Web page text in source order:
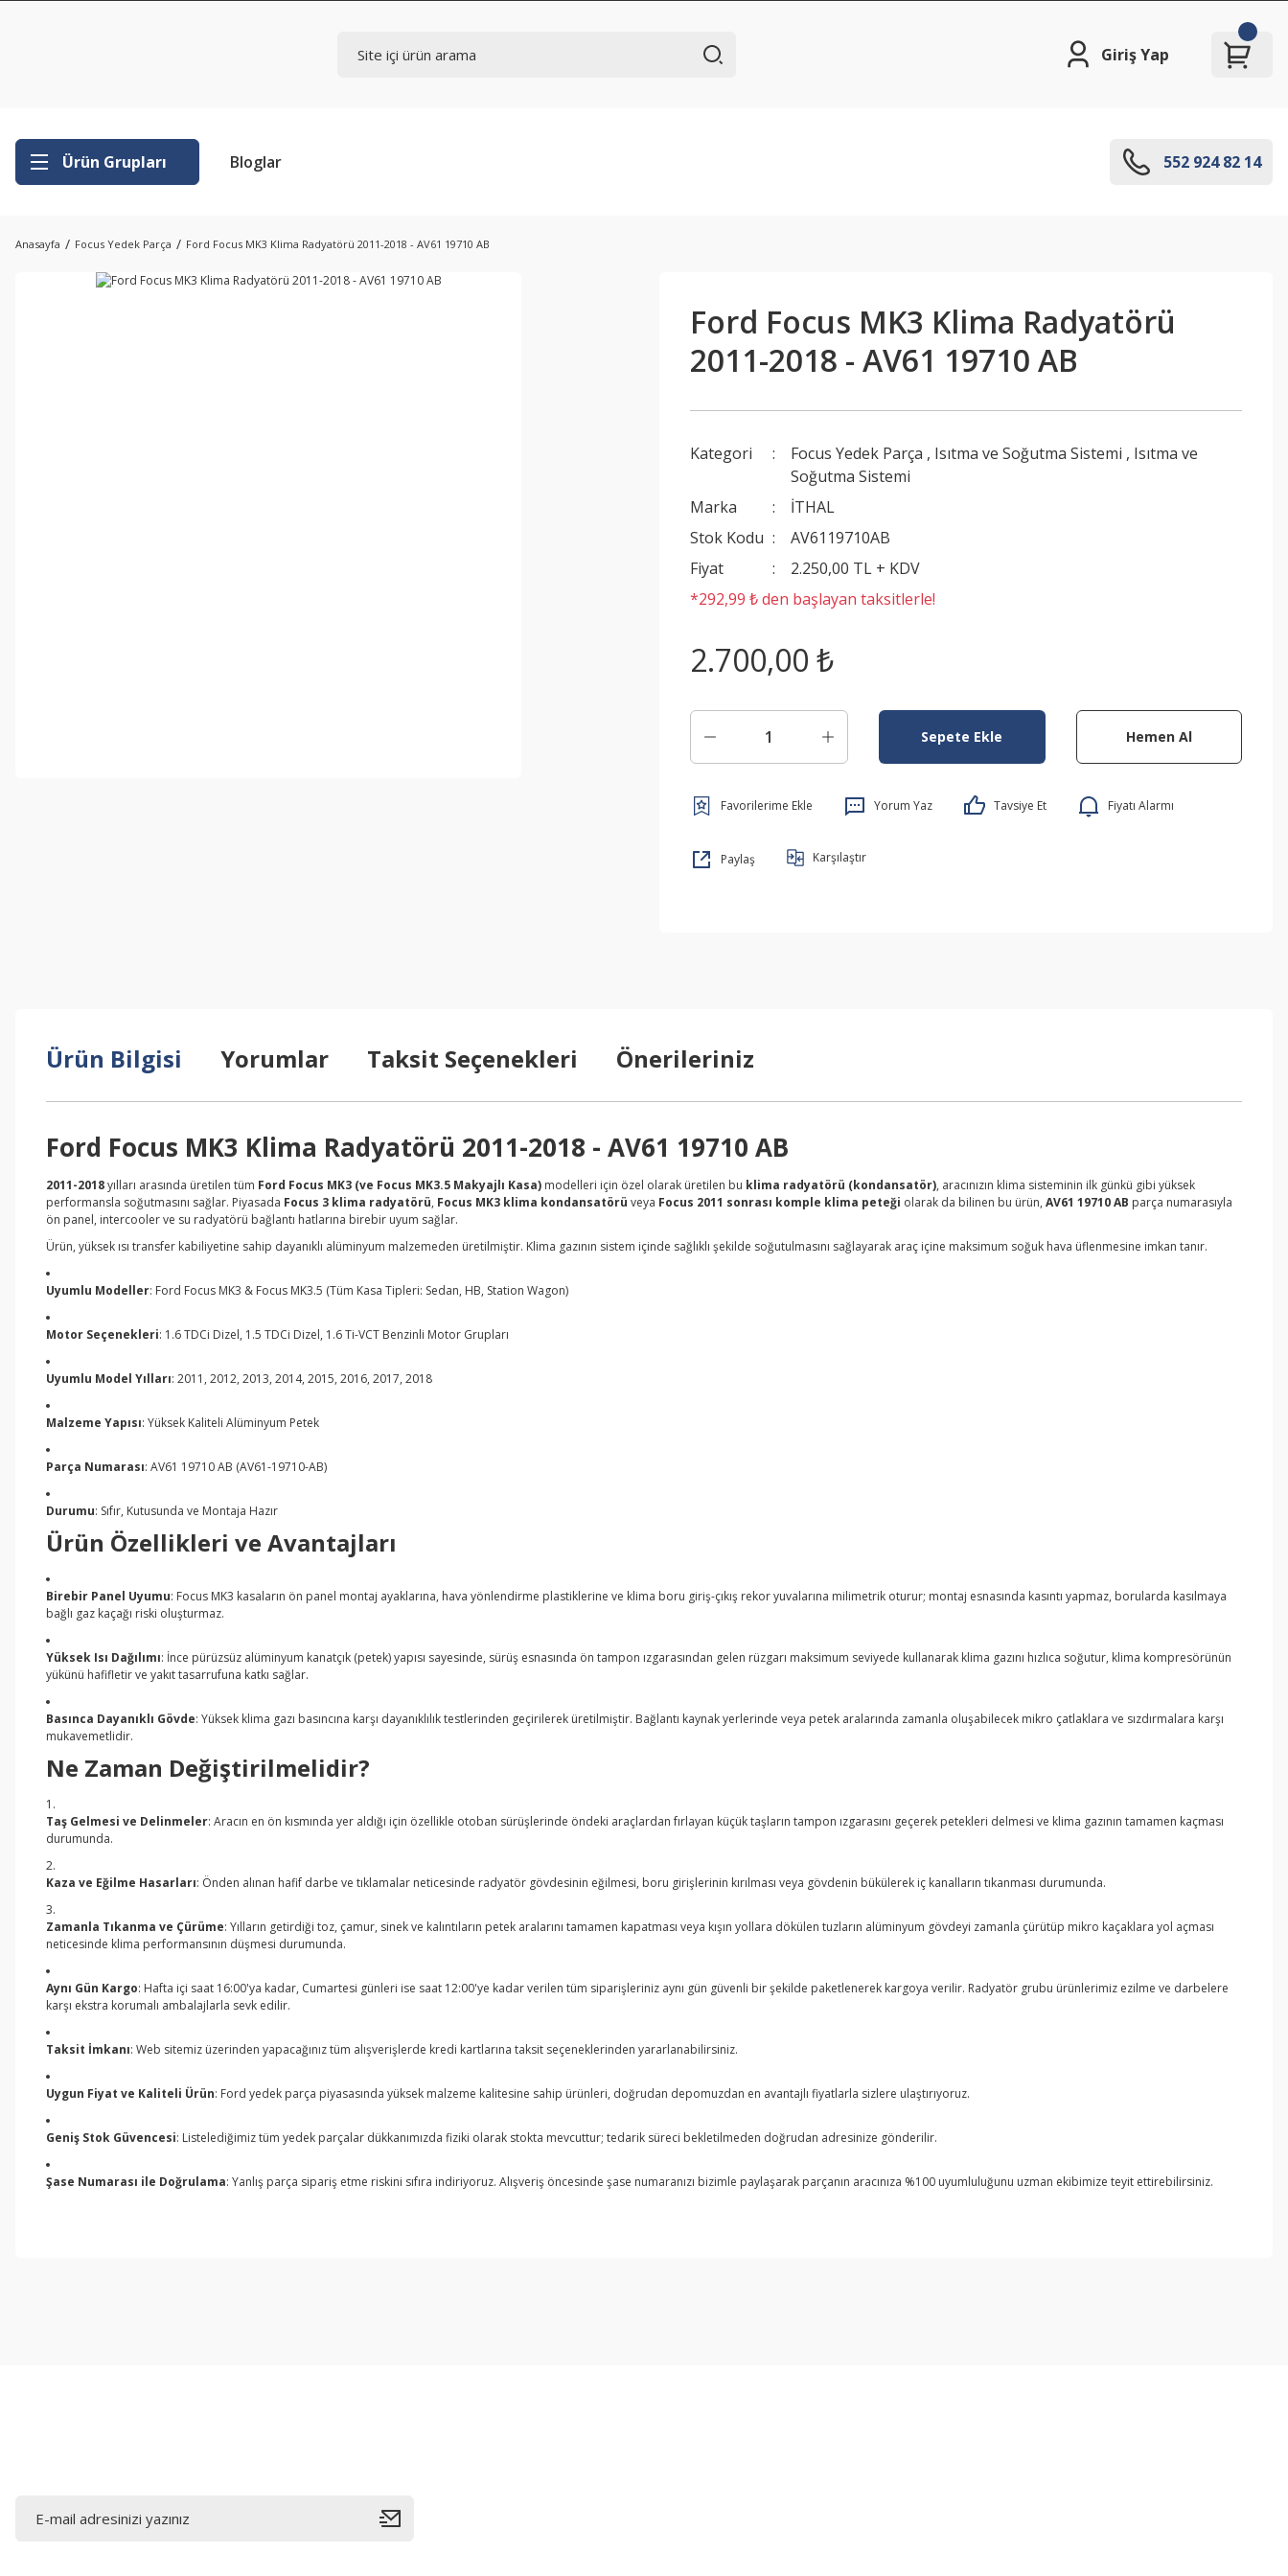
Giriş Yap
Ürün Grupları Bloglar 552 924 82 14
Anasayfa Focus Yedek Parça Ford Focus MK3 Klima Radyatörü 2011-2018 - AV61 19710 AB
Ford Focus MK3 Klima Radyatörü
2011-2018 - AV61 19710 AB
Kategori Focus Yedek Parça , Isıtma ve Soğutma Sistemi , Isıtma ve
Soğutma Sistemi
Marka
İTHAL
Stok Kodu
AV6119710AB
Fiyat
2.250,00 TL + KDV
*292,99 ₺ den başlayan taksitlerle!
2.700,00 ₺
Sepete Ekle Hemen Al
Yorum Yaz Tavsiye Et Fiyatı Alarmı
Paylaş Karşılaştır
Ürün Bilgisi Yorumlar Taksit Seçenekleri Önerileriniz
Ford Focus MK3 Klima Radyatörü 2011-2018 - AV61 19710 AB
2011-2018yılları arasında üretilen tüm Ford Focus MK3 (ve Focus MK3.5 Makyajlı Kasa) modelleri için özel olarak üretilen bu klima radyatörü (kondansatör), aracınızın klima sisteminin ilk günkü gibi yüksek
performansla soğutmasını sağlar. Piyasada Focus 3 klima radyatörü, Focus MK3 klima kondansatörü veya Focus 2011 sonrası komple klima peteği olarak da bilinen bu ürün, AV61 19710 AB parça numarasıyla
ön panel, intercooler ve su radyatörü bağlantı hatlarına birebir uyum sağlar.
Ürün, yüksek ısı transfer kabiliyetine sahip dayanıklı alüminyum malzemeden üretilmiştir. Klima gazının sistem içinde sağlıklı şekilde soğutulmasını sağlayarak araç içine maksimum soğuk hava üflenmesine imkan tanır.
Uyumlu Modeller: Ford Focus MK3 & Focus MK3.5 (Tüm Kasa Tipleri: Sedan, HB, Station Wagon)
Motor Seçenekleri: 1.6 TDCi Dizel, 1.5 TDCi Dizel, 1.6 Ti-VCT Benzinli Motor Grupları
Uyumlu Model Yılları: 2011, 2012, 2013, 2014, 2015, 2016, 2017, 2018
Malzeme Yapısı: Yüksek Kaliteli Alüminyum Petek
Parça Numarası: AV61 19710 AB (AV61-19710-AB)
Durumu: Sıfır, Kutusunda ve Montaja Hazır
Ürün Özellikleri ve Avantajları
Birebir Panel Uyumu: Focus MK3 kasaların ön panel montaj ayaklarına, hava yönlendirme plastiklerine ve klima boru giriş-çıkış rekor yuvalarına milimetrik oturur; montaj esnasında kasıntı yapmaz, borularda kasılmaya
bağlı gaz kaçağı riski oluşturmaz.
Yüksek Isı Dağılımı: İnce pürüzsüz alüminyum kanatçık (petek) yapısı sayesinde, sürüş esnasında ön tampon ızgarasından gelen rüzgarı maksimum seviyede kullanarak klima gazını hızlıca soğutur, klima kompresörünün
yükünü hafifletir ve yakıt tasarrufuna katkı sağlar.
Basınca Dayanıklı Gövde: Yüksek klima gazı basıncına karşı dayanıklılık testlerinden geçirilerek üretilmiştir. Bağlantı kaynak yerlerinde veya petek aralarında zamanla oluşabilecek mikro çatlaklara ve sızdırmalara karşı
mukavemetlidir.
Ne Zaman Değiştirilmelidir?
Taş Gelmesi ve Delinmeler: Aracın en ön kısmında yer aldığı için özellikle otoban sürüşlerinde öndeki araçlardan fırlayan küçük taşların tampon ızgarasını geçerek petekleri delmesi ve klima gazının tamamen kaçması
durumunda.
Kaza ve Eğilme Hasarları: Önden alınan hafif darbe ve tıklamalar neticesinde radyatör gövdesinin eğilmesi, boru girişlerinin kırılması veya gövdenin bükülerek iç kanalların tıkanması durumunda.
Zamanla Tıkanma ve Çürüme: Yılların getirdiği toz, çamur, sinek ve kalıntıların petek aralarını tamamen kapatması veya kışın yollara dökülen tuzların alüminyum gövdeyi zamanla çürütüp mikro kaçaklara yol açması
neticesinde klima performansının düşmesi durumunda.
Aynı Gün Kargo: Hafta içi saat 16:00'ya kadar, Cumartesi günleri ise saat 12:00'ye kadar verilen tüm siparişleriniz aynı gün güvenli bir şekilde paketlenerek kargoya verilir. Radyatör grubu ürünlerimiz ezilme ve darbelere
karşı ekstra korumalı ambalajlarla sevk edilir.
Taksit İmkanı: Web sitemiz üzerinden yapacağınız tüm alışverişlerde kredi kartlarına taksit seçeneklerinden yararlanabilirsiniz.
Uygun Fiyat ve Kaliteli Ürün: Ford yedek parça piyasasında yüksek malzeme kalitesine sahip ürünleri, doğrudan depomuzdan en avantajlı fiyatlarla sizlere ulaştırıyoruz.
Geniş Stok Güvencesi: Listelediğimiz tüm yedek parçalar dükkanımızda fiziki olarak stokta mevcuttur; tedarik süreci bekletilmeden doğrudan adresinize gönderilir.
Şase Numarası ile Doğrulama: Yanlış parça sipariş etme riskini sıfıra indiriyoruz. Alışveriş öncesinde şase numaranızı bizimle paylaşarak parçanın aracınıza %100 uyumluluğunu uzman ekibimize teyit ettirebilirsiniz.